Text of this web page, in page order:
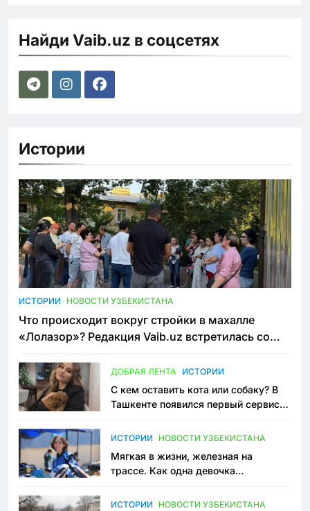
Найди Vaib.uz в соцсетях
Истории
ИСТОРИИ НОВОСТИ УЗБЕКИСТАНА
Что происходит вокруг стройки в махалле
«Лолазор»? Редакция Vaib.uz встретилась со
ДОБРАЯ ЛЕНТА ИСТОРИИ
С кем оставить кота или собаку? В
Ташкенте появился первый сервис
ИСТОРИИ НОВОСТИ УЗБЕКИСТАНА
Мягкая в жизни, железная на
трассе. Как одна девочка
Узбекистане
ИСТОРИИ НОВОСТИ УЗБЕКИСТАНА